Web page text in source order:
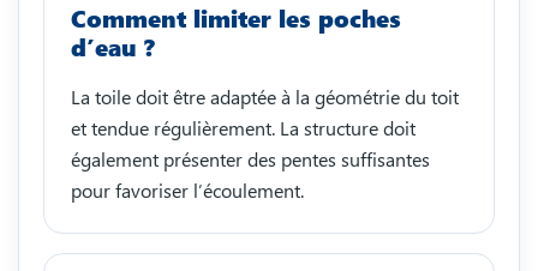
Comment limiter les poches
d’eau ?
La toile doit être adaptée à la géométrie du toit
et tendue régulièrement. La structure doit
également présenter des pentes suffisantes
pour favoriser l’écoulement.